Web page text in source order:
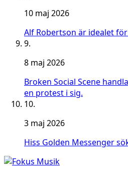
10 maj 2026
Alf Robertson är idealet
9.
8 maj 2026
Broken Social Scene
en protest i sig.
10.
3 maj 2026
Hiss Golden Messenger